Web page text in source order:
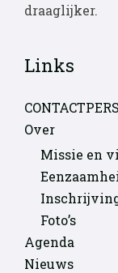
draaglijker.
Links
Over
Missie en
Foto’s
Agenda
Nieuws